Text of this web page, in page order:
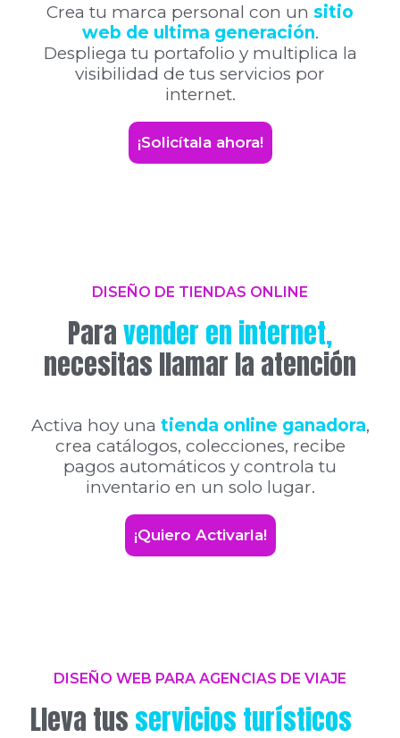
Crea tu marca personal con un sitio
web de ultima generación.
Despliega tu portafolio y multiplica la
visibilidad de tus servicios por
internet.
¡Solicítala ahora!
DISEÑO DE TIENDAS ONLINE
Paravender en internet,
necesitas llamar la atención
Activa hoy una tienda online ganadora,
crea catálogos, colecciones, recibe
pagos automáticos y controla tu
inventario en un solo lugar.
¡Quiero Activarla!
DISEÑO WEB PARA AGENCIAS DE VIAJE
Lleva tus servicios turísticos